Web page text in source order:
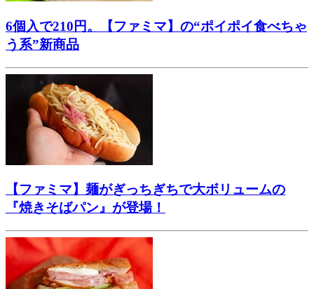
6個入で210円。【ファミマ】の“ポイポイ食べちゃ
う系”新商品
【ファミマ】麺がぎっちぎちで大ボリュームの
『焼きそばパン』が登場！